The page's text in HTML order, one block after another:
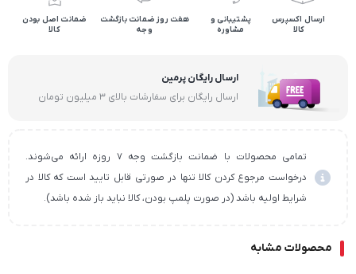
ارسال اکسپرس
کالا
پشتیبانی و
مشاوره
هفت روز ضمانت بازگشت
وجه
ضمانت اصل بودن
کالا
ارسال رایگان پرمین
ارسال رایگان برای سفارشات بالای ۳ میلیون تومان
تمامی محصولات با ضمانت بازگشت وجه ۷ روزه ارائه می‌شوند.
درخواست مرجوع کردن کالا تنها در صورتی قابل تایید است که کالا در
شرایط اولیه باشد (در صورت پلمپ بودن، کالا نباید باز شده باشد).
محصولات مشابه